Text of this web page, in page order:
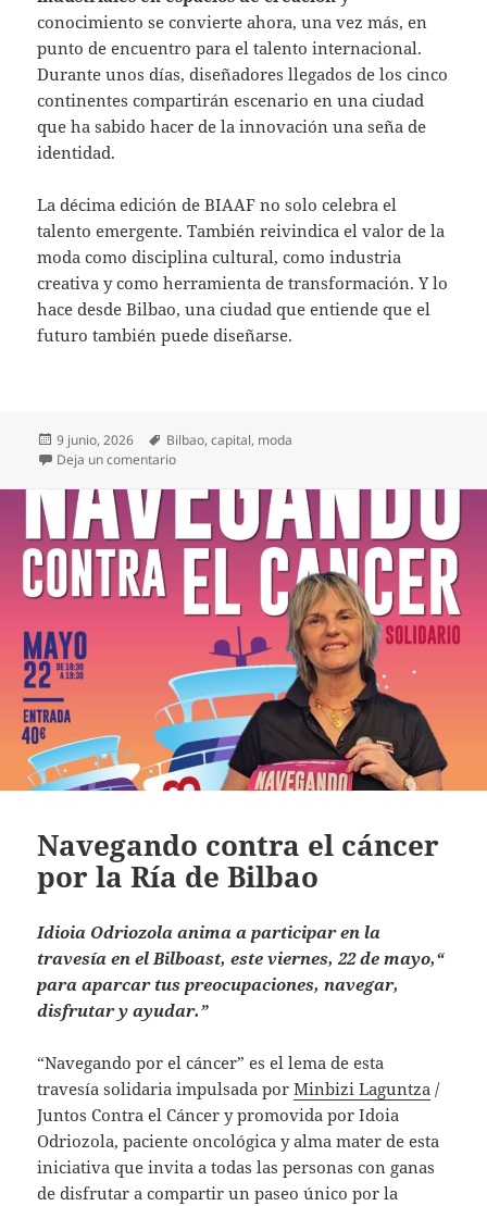
conocimiento se convierte ahora, una vez más, en
punto de encuentro para el talento internacional.
Durante unos días, diseñadores llegados de los cinco
continentes compartirán escenario en una ciudad
que ha sabido hacer de la innovación una seña de
identidad.
La décima edición de BIAAF no solo celebra el
talento emergente. También reivindica el valor de la
moda como disciplina cultural, como industria
creativa y como herramienta de transformación. Y lo
hace desde Bilbao, una ciudad que entiende que el
futuro también puede diseñarse.
Publicado
el
9 junio, 2026 Etiquetas
Bilbao,capital, moda
Deja un comentarioen Bilbao diseña el futuro de la moda
Navegando contra el cáncer
por la Ría de Bilbao
Idioia Odriozola anima a participar en la
travesía en el Bilboast, este viernes, 22 de mayo,“
para aparcar tus preocupaciones, navegar,
disfrutar y ayudar.”
“Navegando por el cáncer” es el lema de esta
travesía solidaria impulsada porMinbizi Laguntza /
Juntos Contra el Cáncer y promovida por Idoia
Odriozola, paciente oncológica y alma mater de esta
iniciativa que invita a todas las personas con ganas
de disfrutar a compartir un paseo único por la